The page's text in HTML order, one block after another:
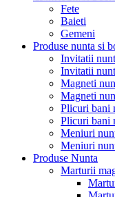
Fete
Baieti
Gemeni
Produse nunta si
Invitatii
Invitatii
Magneti
Magneti
Plicuri bani
Plicuri bani
Meniuri
Meniuri
Produse Nunta
Marturii